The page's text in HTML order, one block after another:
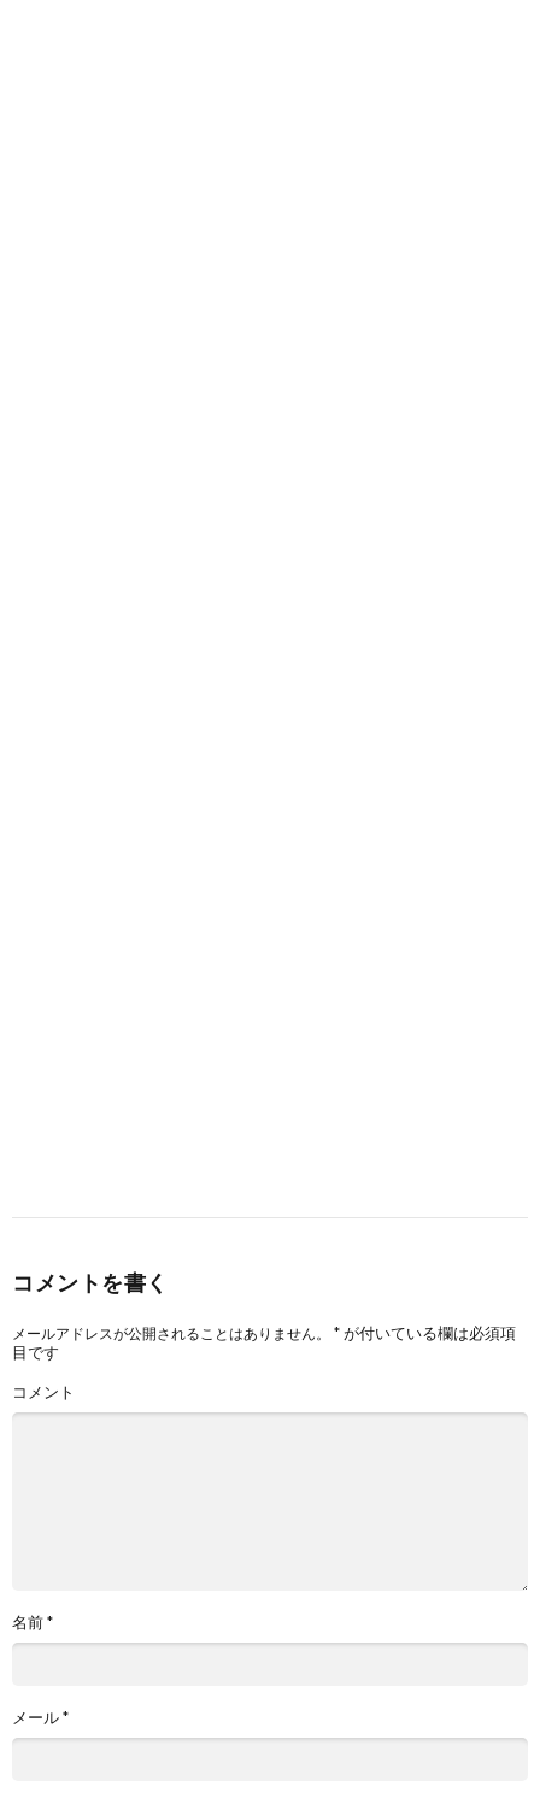
コメントを書く
メールアドレスが公開されることはありません。 *が付いている欄は必須項
目です
コメント
名前*
メール*